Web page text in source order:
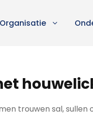
Organisatie
trouwen sal,